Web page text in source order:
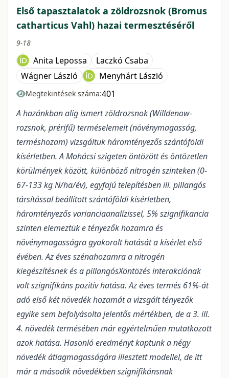
Első tapasztalatok a zöldrozsnok (Bromus
catharticus Vahl) hazai termesztéséről
9-18
Anita Lepossa
Laczkó Csaba
Wágner László
Menyhárt László
Megtekintések száma:401
A hazánkban alig ismert zöldrozsnok (Willdenow-
rozsnok, prérifű) terméselemeit (növénymagasság,
terméshozam) vizsgáltuk háromtényezős szántóföldi
kísérletben. A Mohácsi szigeten öntözött és öntözetlen
körülmények között, különböző nitrogén szinteken (0-
67-133 kg N/ha/év), egyfajú telepítésben ill. pillangós
társítással beállított szántóföldi kísérletben,
háromtényezős varianciaanalízissel, 5% szignifikancia
szinten elemeztük e tényezők hozamra és
növénymagasságra gyakorolt hatását a kísérlet első
évében. Az éves szénahozamra a nitrogén
kiegészítésnek és a pillangósXöntözés interakciónak
volt szignifikáns pozitív hatása. Az éves termés 61%-át
adó első két növedék hozamát a vizsgált tényezők
egyike sem befolyásolta jelentős mértékben, de a 3. ill.
4. növedék termésében már egyértelműen mutatkozott
azok hatása. Hasonló eredményt kaptunk a négy
növedék átlagmagasságára illesztett modellel, de itt
már a második növedékben szignifikánsnak